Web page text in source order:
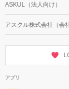
ASKUL（法人向け）
アスクル株式会社（会
アプリ